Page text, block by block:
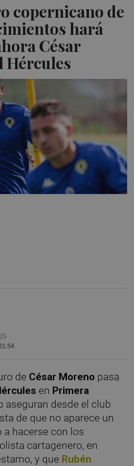
copernicano de
hará
César
Hércules
de César Moreno pasa
en Primera
aseguran desde el club
de que no aparece un
hacerse con los
cartagenero, en
y que Rubén